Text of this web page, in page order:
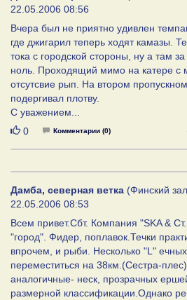
22.05.2006 08:56
Вчера был не приятно удивлен
где джигарил теперь ходят камазы.
тока с городской стороны, ну а там
ноль. Проходящий мимо на катере с
отсутсвие рып. На втором
подергивал плотву.
С уважением...
Нравится
0 Комментарии (0)
Дамба, северная ветка (Финский
22.05.2006 08:53
Всем привет.Сбт. Компания "SKA &
"город". Фидер, поплавок.Течки
впрочем, и рыби. Несколько "L"
переместиться на 38км.(Сестра-
аналогичные- неск, прозрачных
размерной классификации.Однако